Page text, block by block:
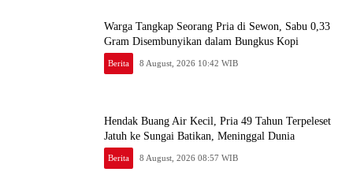
Warga Tangkap Seorang Pria di Sewon, Sabu 0,33
Gram Disembunyikan dalam Bungkus Kopi
Berita 8 August, 2026 10:42 WIB
Hendak Buang Air Kecil, Pria 49 Tahun Terpeleset
Jatuh ke Sungai Batikan, Meninggal Dunia
Berita 8 August, 2026 08:57 WIB